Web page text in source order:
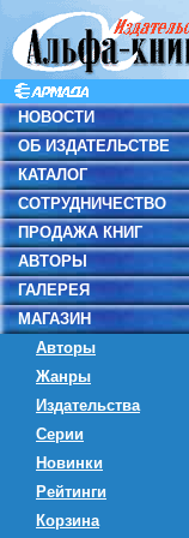
НОВОСТИ
ОБ ИЗДАТЕЛЬСТВЕ
КАТАЛОГ
СОТРУДНИЧЕСТВО
ПРОДАЖА КНИГ
АВТОРЫ
ГАЛЕРЕЯ
МАГАЗИН
Авторы
Жанры
Издательства
Серии
Новинки
Рейтинги
Корзина